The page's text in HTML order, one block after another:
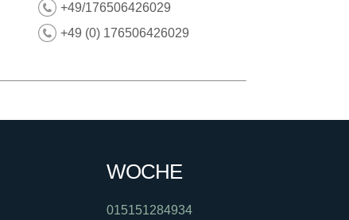
+49/176506426029
+49 (0) 176506426029
WOCHE
015151284934